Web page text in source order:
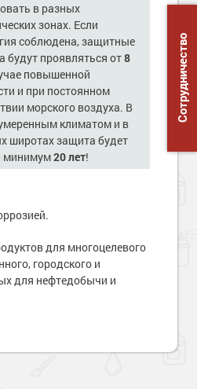
в разных
зонах. Если
соблюдена, защитные
будут проявляться от8
повышенной
и при постоянном
морского воздуха. В
климатом и в
широтах защита будет
минимум20 лет!
для многоцелевого
городского и
для нефтедобычи и
Сотрудничество